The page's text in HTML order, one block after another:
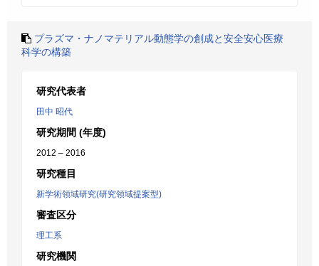
プラズマ・ナノマテリアル動態学の創成と安全安心医療
科学の構築
研究代表者
田中 昭代
研究期間 (年度)
2012 – 2016
研究種目
新学術領域研究(研究領域提案型)
審査区分
理工系
研究機関